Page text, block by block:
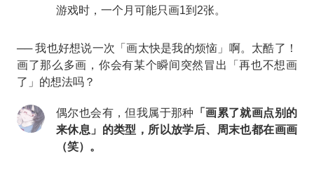
游戏时，一个月可能只画1到2张。
── 我也好想说一次「画太快是我的烦恼」啊。太酷了！
画了那么多画，你会有某个瞬间突然冒出「再也不想画
了」的想法吗？
偶尔也会有，但我属于那种
「画累了就画点别的
来休息」的类型，所以放学后、周末也都在画画
（笑）。